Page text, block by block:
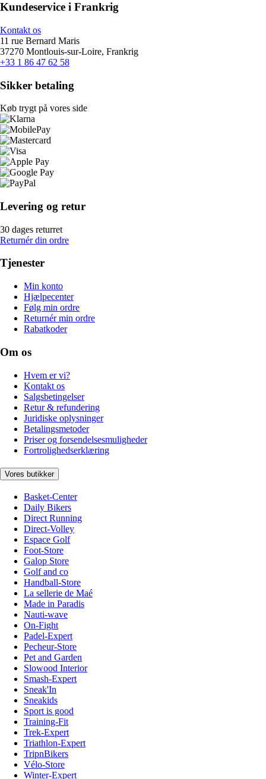
Kundeservice i Frankrig
Kontakt os
11 rue Bernard Maris
37270 Montlouis-sur-Loire, Frankrig
+33 1 86 47 62 58
Sikker betaling
Køb trygt på vores side
Levering og retur
30 dages returret
Returnér din ordre
Tjenester
Min konto
Hjælpecenter
Følg min ordre
Returnér min ordre
Rabatkoder
Om os
Hvem er vi?
Kontakt os
Salgsbetingelser
Retur & refundering
Juridiske oplysninger
Betalingsmetoder
Priser og forsendelsesmuligheder
Fortrolighedserklæring
Vores butikker
Basket-Center
Daily Bikers
Direct Running
Direct-Volley
Espace Golf
Foot-Store
Galop Store
Golf and co
Handball-Store
La sellerie de Maé
Made in Paradis
Nauti-wave
On-Fight
Padel-Expert
Pecheur-Store
Pet and Garden
Slowood Interior
Smash-Expert
Sneak'In
Sneakids
Sport is good
Training-Fit
Trek-Expert
Triathlon-Expert
TripnBikers
Vélo-Store
Winter-Expert